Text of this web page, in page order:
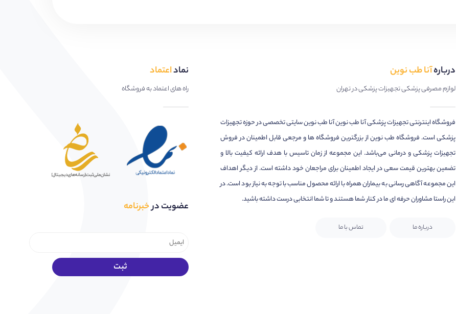
دربارهآنا طب نوین
لوازم مصرفی پزشکی تجهیزات پزشکی در تهران
فروشگاه اینترنتی تجهیزات پزشکی آنا طب نوین آنا طب نوین سایتی تخصصی در حوزه تجهیزات
پزشکی است. فروشگاه طب نوین از بزرگترین فروشگاه ها و مرجعی قابل اطمینان در فروش
تجهیزات پزشکی و درمانی می‌باشد. این مجموعه از زمان تاسیس با هدف ارائه کیفیت بالا و
تضمین بهترین قیمت سعی در ایجاد اطمینان برای مراجعان خود داشته است. از دیگر اهداف
این مجموعه آگاهی رسانی به بیماران همراه با ارائه محصول مناسب با توجه به نیاز بود است. در
این راستا مشاوران حرفه ای ما در کنار شما هستند و تا شما انتخابی درست داشته باشید.
درباره ما تماس با ما
نماداعتماد
راه های اعتماد به فروشگاه
عضویت درخبرنامه